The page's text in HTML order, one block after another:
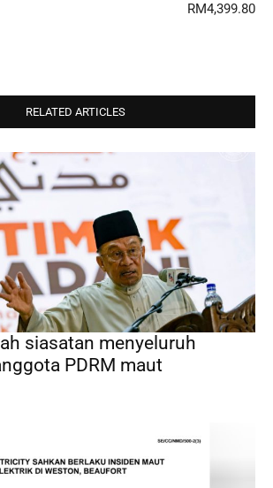
RM4,399.80
RELATED ARTICLES
siasatan menyeluruh
PDRM maut